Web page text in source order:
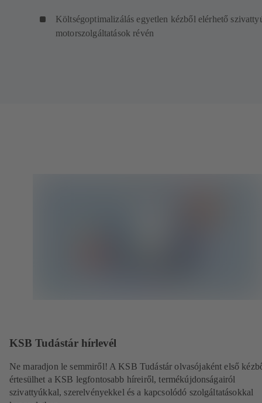
Költségoptimalizálás egyetlen kézből elérhető
motorszolgáltatások révén
KSB Tudástár hírlevél
Ne maradjon le semmiről! A KSB Tudástár olvasójaként első
értesülhet a KSB legfontosabb híreiről, termékújdonságairól
szivattyúkkal, szerelvényekkel és a kapcsolódó szolgáltatásokkal